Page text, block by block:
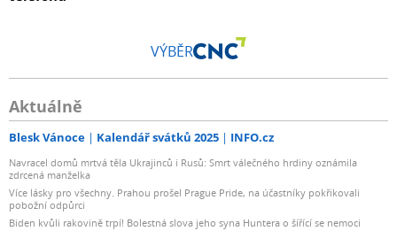
VÝBĚR
Aktuálně
Blesk Vánoce Kalendář svátků 2025 INFO.cz
Navracel domů mrtvá těla Ukrajinců i Rusů: Smrt válečného hrdiny oznámila
zdrcená manželka
Více lásky pro všechny. Prahou prošel Prague Pride, na účastníky pokřikovali
pobožní odpůrci
Biden kvůli rakovině trpí! Bolestná slova jeho syna Huntera o šířící se nemoci